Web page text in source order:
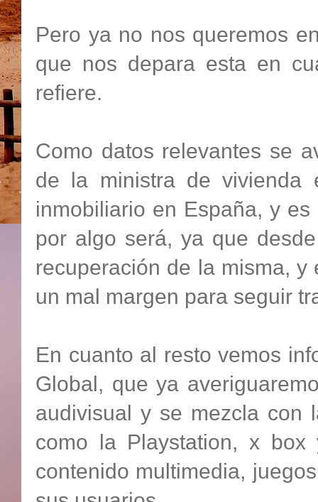
Pero ya no nos queremos
que nos depara esta en
refiere.
Como datos relevantes se
de la ministra de vivienda
inmobiliario en España, y
por algo será, ya que
recuperación de la misma,
un mal margen para seguir
En cuanto al resto vemos
Global, que ya
audivisual y se mezcla con
como la Playstation, x
contenido multimedia,